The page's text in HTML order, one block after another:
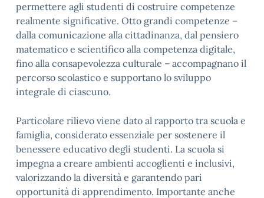
permettere agli studenti di costruire competenze
realmente significative. Otto grandi competenze –
dalla comunicazione alla cittadinanza, dal pensiero
matematico e scientifico alla competenza digitale,
fino alla consapevolezza culturale – accompagnano il
percorso scolastico e supportano lo sviluppo
integrale di ciascuno.
Particolare rilievo viene dato al rapporto tra scuola e
famiglia, considerato essenziale per sostenere il
benessere educativo degli studenti. La scuola si
impegna a creare ambienti accoglienti e inclusivi,
valorizzando la diversità e garantendo pari
opportunità di apprendimento. Importante anche